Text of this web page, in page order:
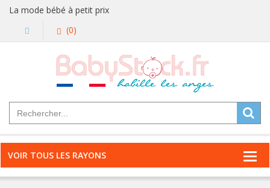
La mode bébé à petit prix
(0)
VOIR TOUS LES RAYONS